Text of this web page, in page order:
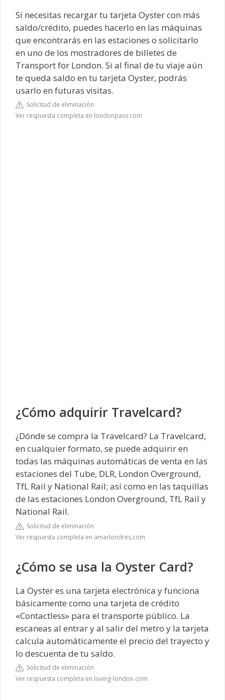
Si necesitas recargar tu tarjeta Oyster con más
saldo/crédito, puedes hacerlo en las máquinas
que encontrarás en las estaciones o solicitarlo
en uno de los mostradores de billetes de
Transport for London. Si al final de tu viaje aún
te queda saldo en tu tarjeta Oyster, podrás
usarlo en futuras visitas.
Solicitud de eliminación
Ver respuesta completa en londonpass.com
¿Cómo adquirir Travelcard?
¿Dónde se compra la Travelcard? La Travelcard,
en cualquier formato, se puede adquirir en
todas las máquinas automáticas de venta en las
estaciones del Tube, DLR, London Overground,
TfL Rail y National Rail; así como en las taquillas
de las estaciones London Overground, TfL Rail y
National Rail.
Solicitud de eliminación
Ver respuesta completa en amarlondres.com
¿Cómo se usa la Oyster Card?
La Oyster es una tarjeta electrónica y funciona
básicamente como una tarjeta de crédito
«Contactless» para el transporte público. La
escaneas al entrar y al salir del metro y la tarjeta
calcula automáticamente el precio del trayecto y
lo descuenta de tu saldo.
Solicitud de eliminación
Ver respuesta completa en loving-london.com